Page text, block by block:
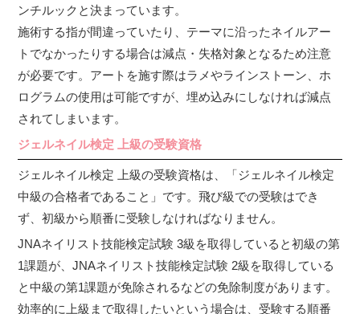
ンチルックと決まっています。
施術する指が間違っていたり、テーマに沿ったネイルアー
トでなかったりする場合は減点・失格対象となるため注意
が必要です。アートを施す際はラメやラインストーン、ホ
ログラムの使用は可能ですが、埋め込みにしなければ減点
されてしまいます。
ジェルネイル検定 上級の受験資格
ジェルネイル検定 上級の受験資格は、「ジェルネイル検定
中級の合格者であること」です。飛び級での受験はでき
ず、初級から順番に受験しなければなりません。
JNAネイリスト技能検定試験 3級を取得していると初級の第
1課題が、JNAネイリスト技能検定試験 2級を取得している
と中級の第1課題が免除されるなどの免除制度があります。
効率的に上級まで取得したいという場合は、受験する順番